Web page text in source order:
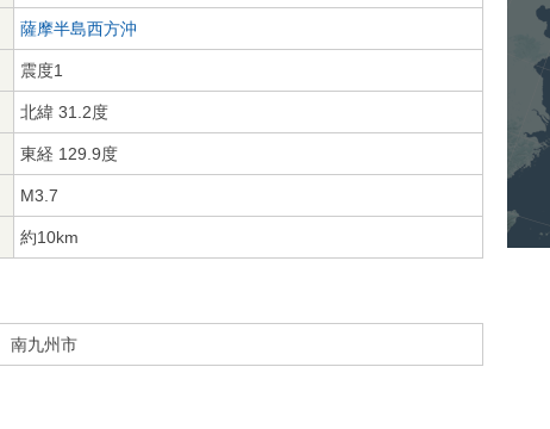
薩摩半島西方沖
震度1
北緯 31.2度
東経 129.9度
M3.7
約10km
南九州市